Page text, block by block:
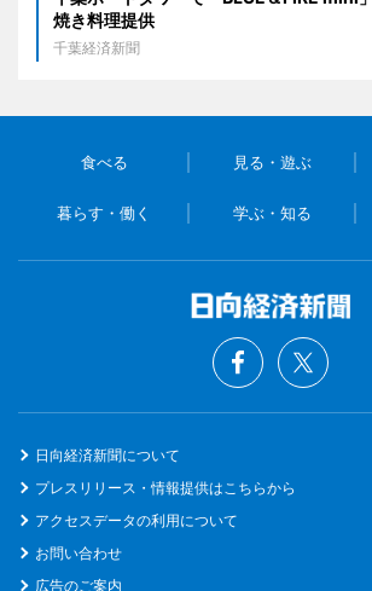
焼き料理提供
千葉経済新聞
食べる 見る・遊ぶ
暮らす・働く 学ぶ・知る
日向経済新聞について
プレスリリース・情報提供はこちらから
アクセスデータの利用について
お問い合わせ
広告のご案内